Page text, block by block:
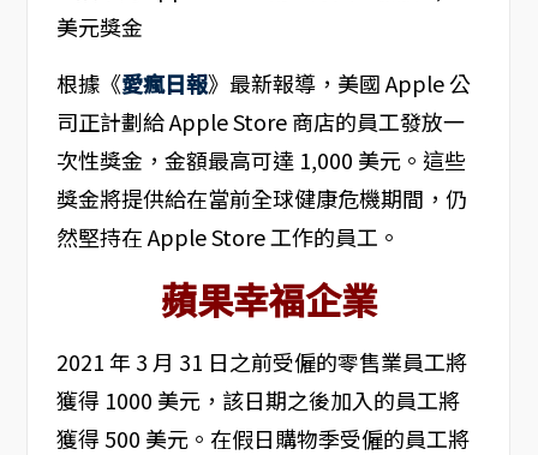
根據《愛瘋日報》最新報導，美國 Apple 公
司正計劃給 Apple Store 商店的員工發放一
次性獎金，金額最高可達 1,000 美元。這些
獎金將提供給在當前全球健康危機期間，仍
然堅持在 Apple Store 工作的員工。
蘋果幸福企業
2021 年 3 月 31 日之前受僱的零售業員工將
獲得 1000 美元，該日期之後加入的員工將
獲得 500 美元。在假日購物季受僱的員工將